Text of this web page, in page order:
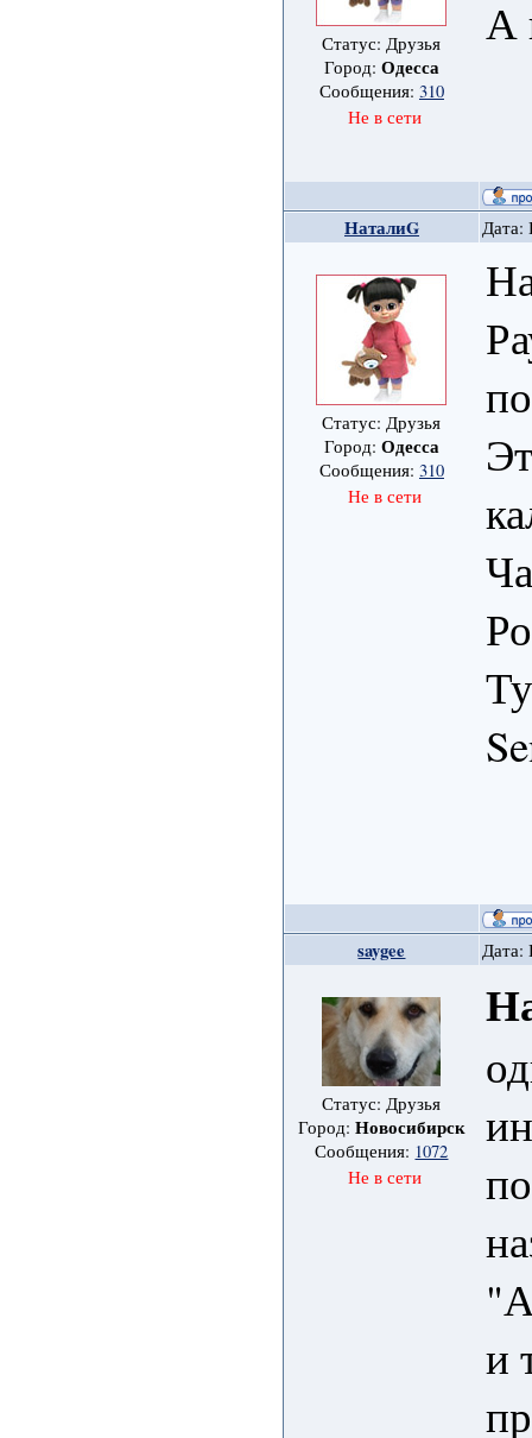
Статус: Друзья
Город: Одесса
Сообщения: 310
Не в сети
А
НаталиG Дата:
Статус: Друзья
Город: Одесса
Сообщения: 310
Не в сети
saygee Дата:
Статус: Друзья
Город: Новосибирск
Сообщения: 1072
Не в сети
и